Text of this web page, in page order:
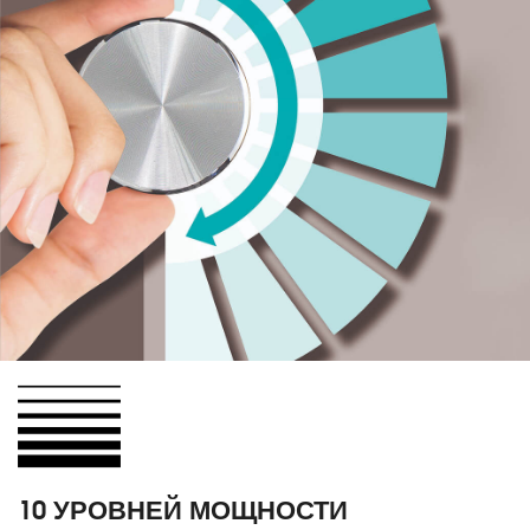
10 УРОВНЕЙ МОЩНОСТИ